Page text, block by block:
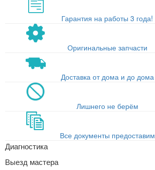
Гарантия на работы 3 года!
Оригинальные запчасти
Доставка от дома и до дома
Лишнего не берём
Все документы предоставим
Диагностика
Выезд мастера